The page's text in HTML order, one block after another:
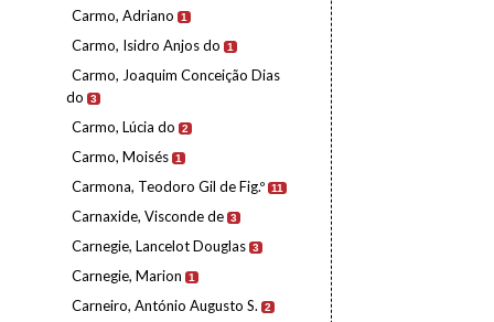
Carmo, Adriano 1
Carmo, Isidro Anjos do 1
Carmo, Joaquim Conceição Dias
do
3
Carmo, Lúcia do 2
Carmo, Moisés 1
Carmona, Teodoro Gil de Fig.º 11
Carnaxide, Visconde de 3
Carnegie, Lancelot Douglas 3
Carnegie, Marion 1
Carneiro, António Augusto S. 2